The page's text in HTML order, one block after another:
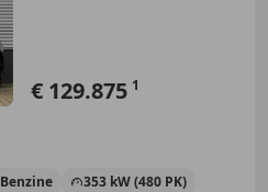
€ 129.875 1
Benzine
353 kW (480 PK)